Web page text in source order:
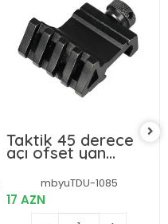
Taktik 45 derece
açı ofset yan
adaptörü RTS
20mm Picatinny
ray mbyuTDU-1085
17 AZN